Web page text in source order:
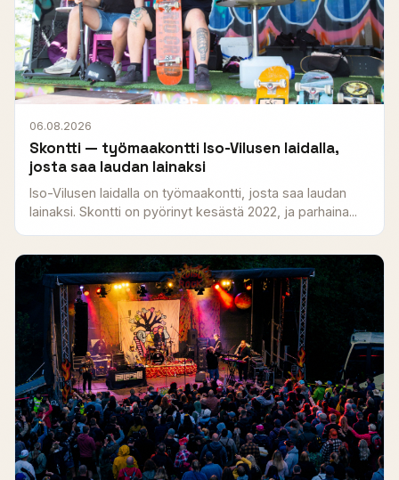
06.08.2026
Skontti — työmaakontti Iso-Vilusen laidalla,
josta saa laudan lainaksi
Iso-Vilusen laidalla on työmaakontti, josta saa laudan
lainaksi. Skontti on pyörinyt kesästä 2022, ja parhaina...